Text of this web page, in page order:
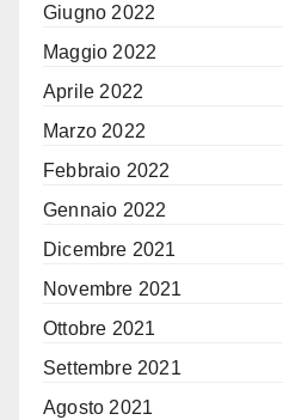
Giugno 2022
Maggio 2022
Aprile 2022
Marzo 2022
Febbraio 2022
Gennaio 2022
Dicembre 2021
Novembre 2021
Ottobre 2021
Settembre 2021
Agosto 2021